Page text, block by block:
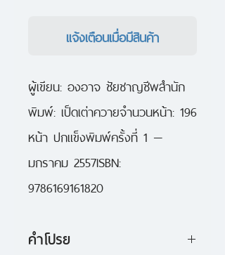
แจ้งเตือนเมื่อมีสินค้า
ผู้เขียน: องอาจ ชัยชาญชีพสำนัก
พิมพ์: เป็ดเต่าควายจำนวนหน้า: 196
หน้า ปกแข็งพิมพ์ครั้งที่ 1 —
มกราคม 2557ISBN:
9786169161820
คำโปรย